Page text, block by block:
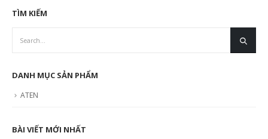
TÌM KIẾM
DANH MỤC SẢN PHẨM
ATEN
BÀI VIẾT MỚI NHẤT